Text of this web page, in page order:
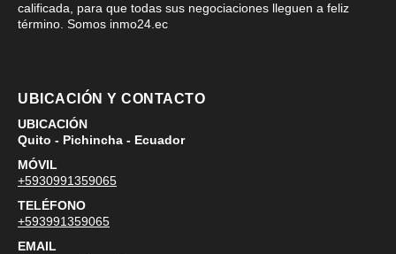
calificada, para que todas sus negociaciones lleguen a feliz
término. Somos inmo24.ec
UBICACIÓN Y CONTACTO
UBICACIÓN
Quito - Pichincha - Ecuador
MÓVIL
+5930991359065
TELÉFONO
+593991359065
EMAIL